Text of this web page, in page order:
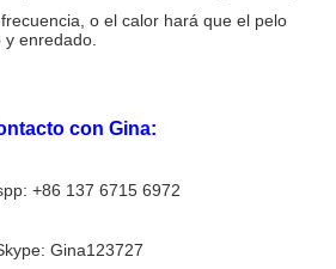
o el calor hará que el pelo
enredado.
con Gina:
+86 137 6715 6972
Gina123727